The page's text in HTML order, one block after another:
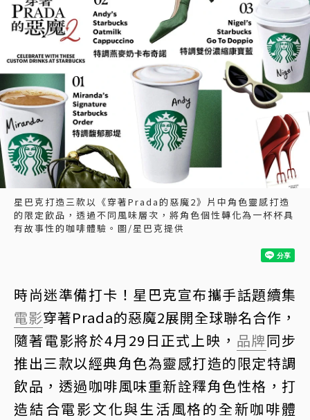
星巴克打造三款以《穿著Prada的惡魔2》片中角色靈感打造
的限定飲品，透過不同風味層次，將角色個性轉化為一杯杯具
有故事性的咖啡體驗。圖/星巴克提供
時尚迷準備打卡！星巴克宣布攜手話題續集
電影穿著Prada的惡魔2展開全球聯名合作，
隨著電影將於4月29日正式上映， 品牌同步
推出三款以經典角色為靈感打造的限定特調
飲品，透過咖啡風味重新詮釋角色性格，打
造結合電影文化與生活風格的全新咖啡體